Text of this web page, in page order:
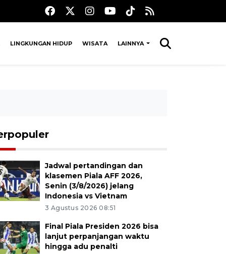
LINGKUNGAN HIDUP WISATA LAINNYA
Jadwal pertandingan dan
klasemen Piala AFF 2026,
Senin (3/8/2026) jelang
Indonesia vs Vietnam
3 Agustus 2026 08:51
Final Piala Presiden 2026 bisa
lanjut perpanjangan waktu
hingga adu penalti